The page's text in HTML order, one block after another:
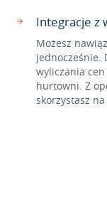
Integracje z
Możesz
jednocześnie.
wyliczania
hurtowni. Z
skorzystasz